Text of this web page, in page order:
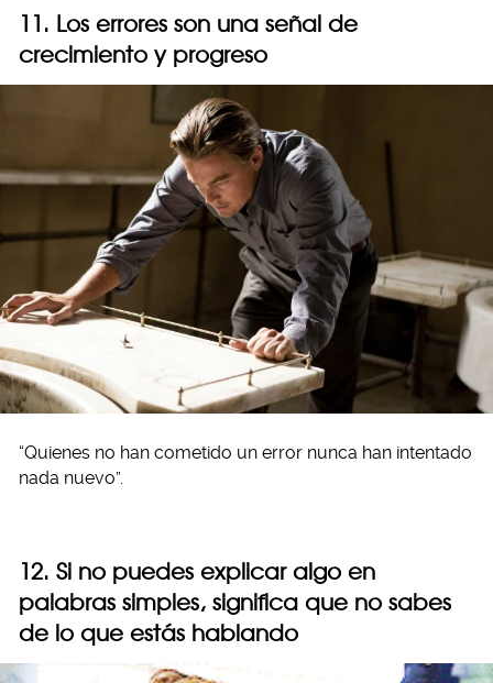
11. Los errores son una señal de
crecimiento y progreso
“Quienes no han cometido un error nunca han intentado
nada nuevo”.
12. Si no puedes explicar algo en
palabras simples, significa que no sabes
de lo que estás hablando